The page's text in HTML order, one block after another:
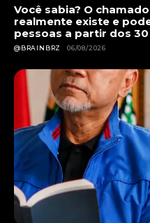
Você sabia? O
realmente existe e
pessoas a partir dos
@BRAINBRZ 06/08/2026